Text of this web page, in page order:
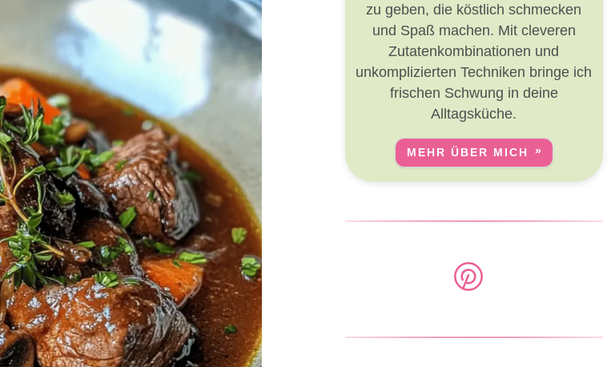
zu geben, die köstlich schmecken
und Spaß machen. Mit cleveren
Zutatenkombinationen und
unkomplizierten Techniken bringe ich
frischen Schwung in deine
Alltagsküche.
MEHR ÜBER MICH